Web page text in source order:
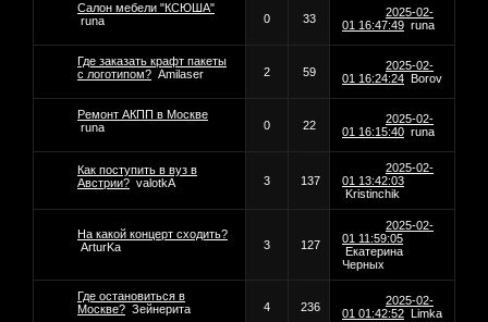
Салон мебели "КСЮША"
runa
0 33
2025-02-
01 16:47:49 runa
Где заказать крафт пакеты
с логотипом? Amilaser 2 59
2025-02-
01 16:24:24 Borov
Ремонт АКПП в Москве
runa
0 22
2025-02-
01 16:15:40 runa
Как поступить в вуз в
Австрии? valotkA 3 137
2025-02-
01 13:42:03
Kristinchik
На какой концерт сходить?
ArturKa
3 127
2025-02-
01 11:59:05
Екатерина
Черных
Где остановиться в
Москве? Зейнерита 4 236
2025-02-
01 01:42:52 Limka